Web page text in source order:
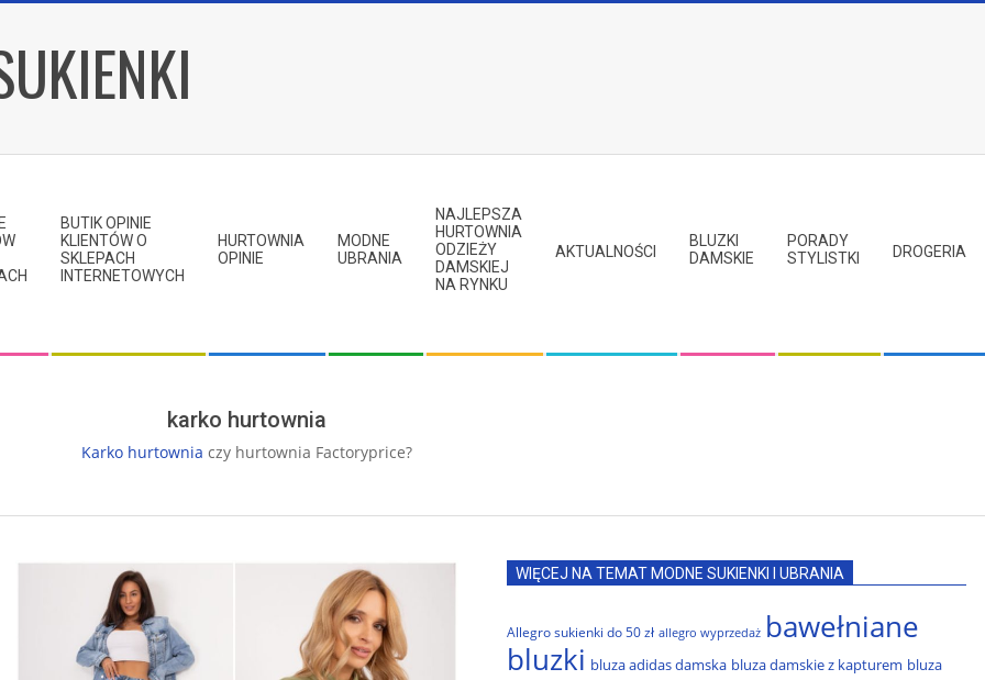
BUTIK OPINIE
KLIENTÓW O
SKLEPACH
INTERNETOWYCH
HURTOWNIA
OPINIE
MODNE
UBRANIA
NAJLEPSZA
HURTOWNIA
ODZIEŻY
DAMSKIEJ
NA RYNKU
AKTUALNOŚCI
BLUZKI
DAMSKIE
PORADY
STYLISTKI
DROGERIA
karko hurtownia
Karko hurtownia czy hurtownia Factoryprice?
WIĘCEJ NA TEMAT MODNE SUKIENKI I UBRANIA
Allegro sukienki do 50 zł allegro wyprzedaż bawełniane
bluzki bluza adidas damska bluza damskie z kapturem bluza